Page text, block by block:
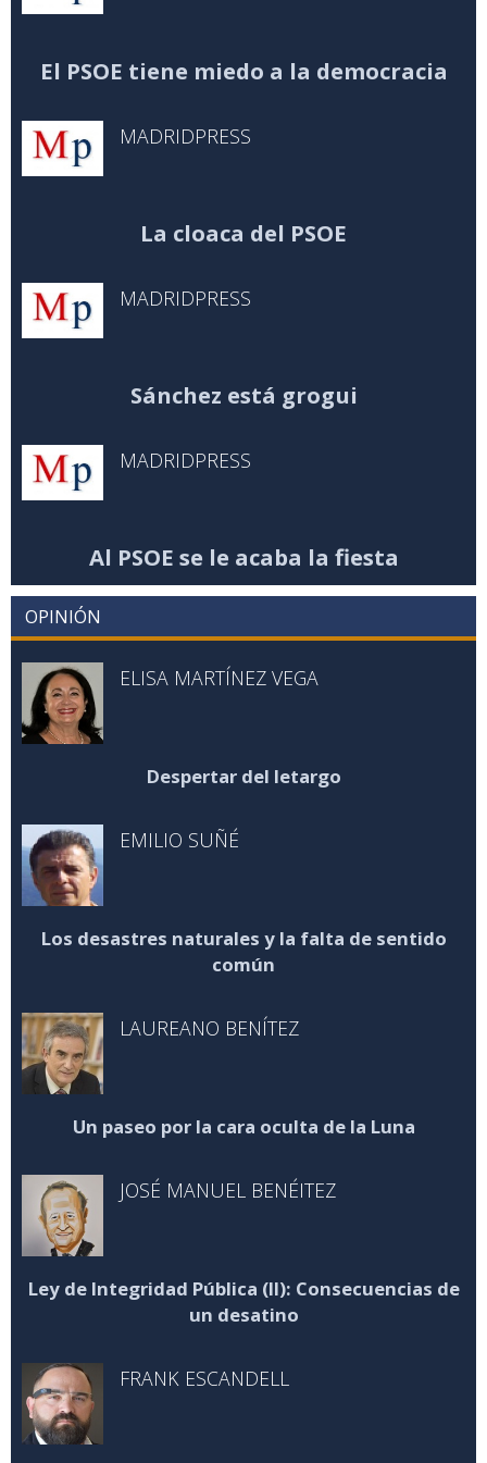
El PSOE tiene miedo a la democracia
MADRIDPRESS
La cloaca del PSOE
MADRIDPRESS
Sánchez está grogui
MADRIDPRESS
Al PSOE se le acaba la fiesta
OPINIÓN
ELISA MARTÍNEZ VEGA
Despertar del letargo
EMILIO SUÑÉ
Los desastres naturales y la falta de sentido
común
LAUREANO BENÍTEZ
Un paseo por la cara oculta de la Luna
JOSÉ MANUEL BENÉITEZ
Ley de Integridad Pública (II): Consecuencias de
un desatino
FRANK ESCANDELL